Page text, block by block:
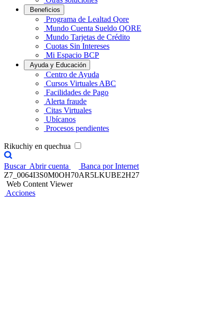
Beneficios
Programa de Lealtad Qore
Mundo Cuenta Sueldo QORE
Mundo Tarjetas de Crédito
Cuotas Sin Intereses
Mi Espacio BCP
Ayuda y Educación
Centro de Ayuda
Cursos Virtuales ABC
Facilidades de Pago
Alerta fraude
Citas Virtuales
Ubícanos
Procesos pendientes
Rikuchiy en quechua
Buscar Abrir cuenta
Banca por Internet
Z7_0064I3S0M0OH70AR5LKUBE2H27
Web Content Viewer
Acciones